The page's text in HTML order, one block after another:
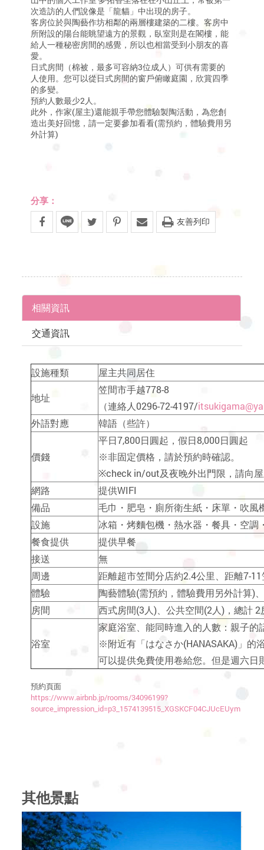
次造訪的人們說像是「龍貓」中出現的房子。
客房位於與陶藝作坊相鄰的兩層樓建築的二樓。客房中
所附設的陽台能眺望遠方的景觀，臥室則是在閣樓，能
給人一種秘密房間的感覺，所以也相當受到小朋友的喜
愛。
日式房間（棉被，最多可容納3位成人）可供有需要的
人使用。您可以從日式房間的窗戶俯瞰庭園，欣賞四季
的多變。
預約人數最少2人。
此外，作家(屋主)還能親手帶您體驗製陶活動，為您創
造出美好回憶，請一定要參加看看(需預約，體驗費用另
外計算)
分享：
友善列印
相關資訊
交通資訊
設施種類 屋主共同居住
地址
笠間市手越778-8
（連絡人0296-72-4197/
外語對應
韓語（些許）
價錢
平日7,800日圓起，假日8,000日圓起
※非固定價格，請於預約時確認。
※check in/out及夜晚外出門限，請向
網路
提供WIFI
備品
毛巾・肥皂・廁所衛生紙・床單・吹風
設施
冰箱・烤麵包機・熱水器・餐具・空調
餐食提供
提供早餐
接送
無
周邊
距離超市笠間分店約2.4公里、距離7-
體驗
陶藝體驗(需預約，體驗費用另外計算)
房間
西式房間(3人)、公共空間(2人)，總計 2
浴室
家庭浴室、能同時進入的人數：親子的
※附近有「はなさか(HANASAKA)」的
可以提供免費使用卷給您。但是週六日
預約頁面
https://www.airbnb.jp/rooms/34096199?
source_impression_id=p3_1574139515_XGSKCF04CJUcEUym
其他景點